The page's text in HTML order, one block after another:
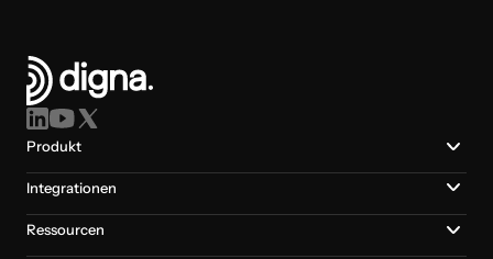
Produkt
Integrationen
Ressourcen